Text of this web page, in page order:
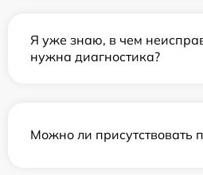
Я уже знаю, в чем
нужна диагностика?
Можно ли присутствовать